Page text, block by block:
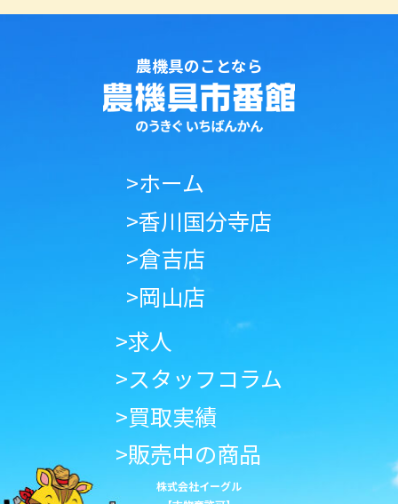
農機具のことなら
>ホーム
>香川国分寺店
>倉吉店
>岡山店
>求人
>スタッフコラム
>買取実績
>販売中の商品
株式会社イーグル